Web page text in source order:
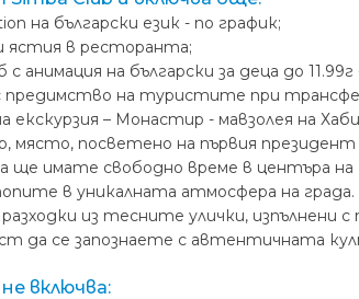
на български език - по график;
ястия в ресторанта;
с анимация на български за деца до
предимство на туристите при
екскурзия – Монастир - мавзолея на
място, посветено на първия
ще имате свободно време в центъра
в уникалната атмосфера на
из тесните улички, изпълнени
да се запознаете с автентичната
включва: